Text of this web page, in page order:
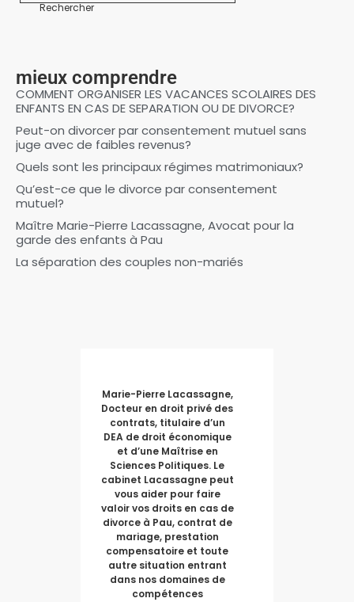
Rechercher
mieux comprendre
COMMENT ORGANISER LES VACANCES SCOLAIRES DES
ENFANTS EN CAS DE SEPARATION OU DE DIVORCE?
Peut-on divorcer par consentement mutuel sans
juge avec de faibles revenus?
Quels sont les principaux régimes matrimoniaux?
Qu’est-ce que le divorce par consentement
mutuel?
Maître Marie-Pierre Lacassagne, Avocat pour la
garde des enfants à Pau
La séparation des couples non-mariés
Marie-Pierre Lacassagne,
Docteur en droit privé des
contrats, titulaire d’un
DEA de droit économique
et d’une Maîtrise en
Sciences Politiques. Le
cabinet Lacassagne peut
vous aider pour faire
valoir vos droits en cas de
divorce à Pau, contrat de
mariage, prestation
compensatoire et toute
autre situation entrant
dans nos domaines de
compétences